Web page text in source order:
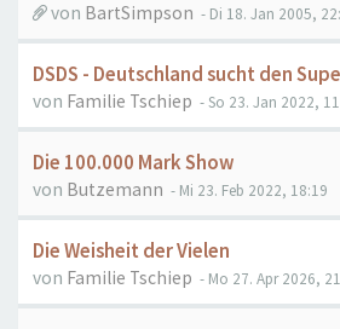
von BartSimpson - Di 18. Jan 2005,
DSDS - Deutschland sucht den
von Familie Tschiep - So 23. Jan 2022,
Die 100.000 Mark Show
von Butzemann - Mi 23. Feb 2022, 18:19
Die Weisheit der Vielen
von Familie Tschiep - Mo 27. Apr 2026,